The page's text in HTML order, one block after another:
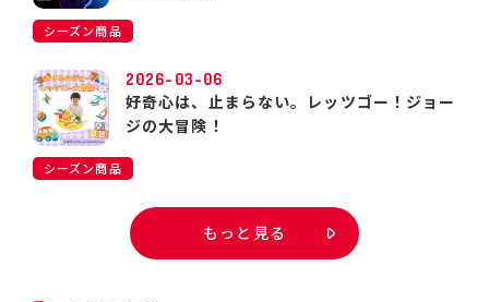
シーズン商品
2026-03-06
好奇心は、止まらない。レッツゴー！ジョー
ジの大冒険！
シーズン商品
もっと見る